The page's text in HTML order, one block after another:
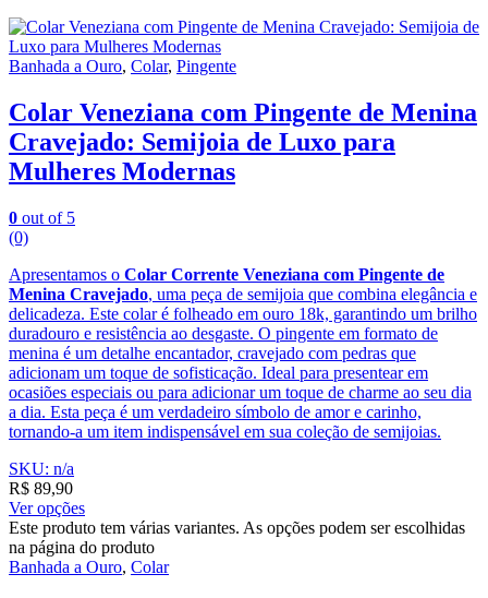
Banhada a Ouro, Colar, Pingente
Colar Veneziana com Pingente de Menina
Cravejado: Semijoia de Luxo para
Mulheres Modernas
0 out of 5
(0)
Apresentamos o Colar Corrente Veneziana com Pingente de
Menina Cravejado, uma peça de semijoia que combina elegância e
delicadeza. Este colar é folheado em ouro 18k, garantindo um brilho
duradouro e resistência ao desgaste. O pingente em formato de
menina é um detalhe encantador, cravejado com pedras que
adicionam um toque de sofisticação. Ideal para presentear em
ocasiões especiais ou para adicionar um toque de charme ao seu dia
a dia. Esta peça é um verdadeiro símbolo de amor e carinho,
tornando-a um item indispensável em sua coleção de semijoias.
SKU: n/a
R$ 89,90
Ver opções
Este produto tem várias variantes. As opções podem ser escolhidas
na página do produto
Banhada a Ouro, Colar